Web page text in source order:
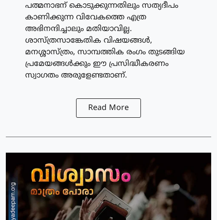
പത്മനാഭന് കൊടുക്കുന്നതിലും സത്യദീപം
കാണിക്കുന്ന വിവേകത്തെ എത്ര
അഭിനന്ദിച്ചാലും മതിയാവില്ല.
ശാസ്ത്രസാങ്കേതിക വിഷയങ്ങൾ,
മനശ്ശാസ്ത്രം, സാമ്പത്തിക രംഗം തുടങ്ങിയ
പ്രമേയങ്ങൾക്കും ഈ പ്രസിദ്ധീകരണം
സ്വാഗതം അരുളേണ്ടതാണ്.
Read More